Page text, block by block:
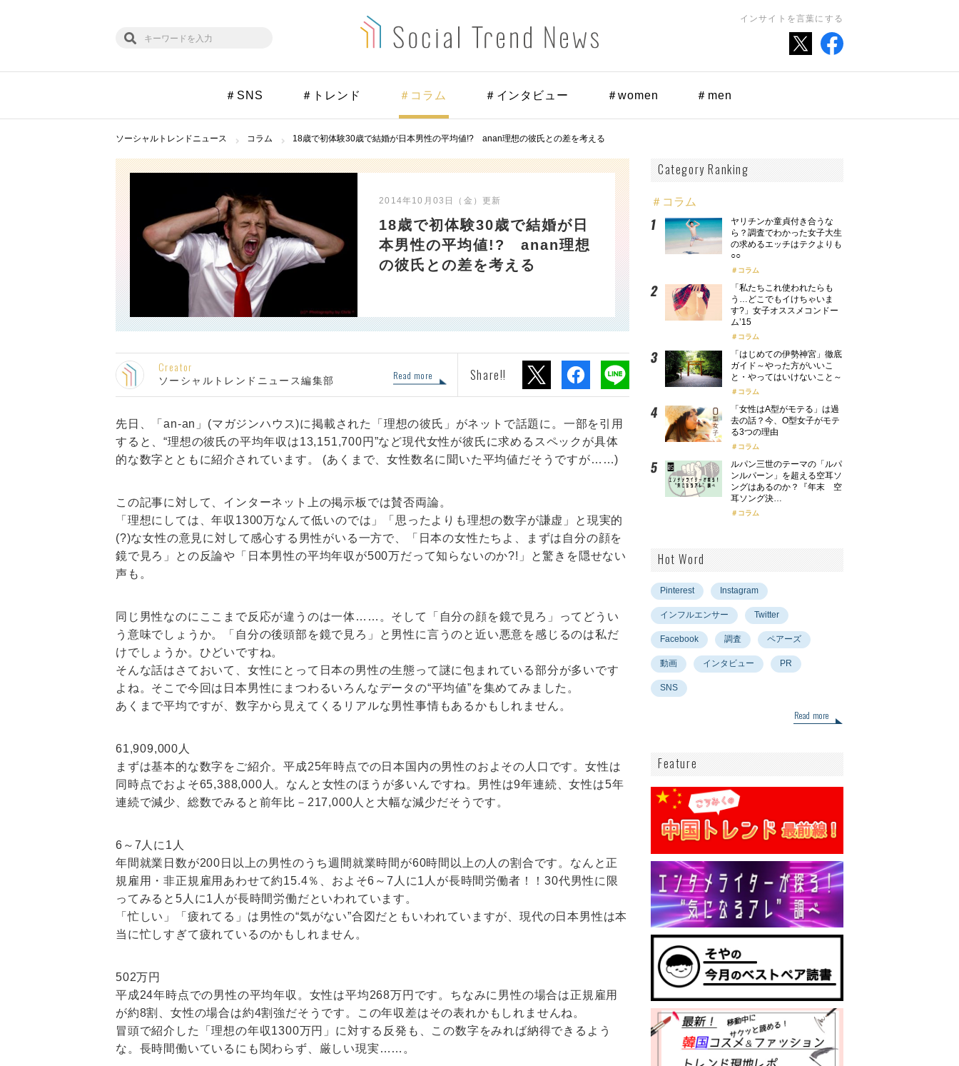
インサイトを言葉にする
＃SNS ＃トレンド ＃コラム ＃インタビュー ＃women ＃men
ソーシャルトレンドニュース コラム 18歳で初体験30歳で結婚が日本男性の平均値!? anan理想の彼氏との差を考える
2014年10月03日（金）更新
18歳で初体験30歳で結婚が日
本男性の平均値!? anan理想
の彼氏との差を考える
Creator
ソーシャルトレンドニュース編集部 Read more Share!!
先日、「an-an」(マガジンハウス)に掲載された「理想の彼氏」がネットで話題に。一部を引用
すると、“理想の彼氏の平均年収は13,151,700円”など現代女性が彼氏に求めるスペックが具体
的な数字とともに紹介されています。 (あくまで、女性数名に聞いた平均値だそうですが……)
この記事に対して、インターネット上の掲示板では賛否両論。
「理想にしては、年収1300万なんて低いのでは」「思ったよりも理想の数字が謙虚」と現実的
(?)な女性の意見に対して感心する男性がいる一方で、「日本の女性たちよ、まずは自分の顔を
鏡で見ろ」との反論や「日本男性の平均年収が500万だって知らないのか?!」と驚きを隠せない
声も。
同じ男性なのにここまで反応が違うのは一体……。そして「自分の顔を鏡で見ろ」ってどうい
う意味でしょうか。「自分の後頭部を鏡で見ろ」と男性に言うのと近い悪意を感じるのは私だ
けでしょうか。ひどいですね。
そんな話はさておいて、女性にとって日本の男性の生態って謎に包まれている部分が多いです
よね。そこで今回は日本男性にまつわるいろんなデータの“平均値”を集めてみました。
あくまで平均ですが、数字から見えてくるリアルな男性事情もあるかもしれません。
61,909,000人
まずは基本的な数字をご紹介。平成25年時点での日本国内の男性のおよその人口です。女性は
同時点でおよそ65,388,000人。なんと女性のほうが多いんですね。男性は9年連続、女性は5年
連続で減少、総数でみると前年比－217,000人と大幅な減少だそうです。
6～7人に1人
年間就業日数が200日以上の男性のうち週間就業時間が60時間以上の人の割合です。なんと正
規雇用・非正規雇用あわせて約15.4％、およそ6～7人に1人が長時間労働者！！30代男性に限
ってみると5人に1人が長時間労働だといわれています。
「忙しい」「疲れてる」は男性の“気がない”合図だともいわれていますが、現代の日本男性は本
当に忙しすぎて疲れているのかもしれません。
502万円
平成24年時点での男性の平均年収。女性は平均268万円です。ちなみに男性の場合は正規雇用
が約8割、女性の場合は約4割強だそうです。この年収差はその表れかもしれませんね。
冒頭で紹介した「理想の年収1300万円」に対する反発も、この数字をみれば納得できるよう
な。長時間働いているにも関わらず、厳しい現実……。
Category Ranking
＃コラム
ヤリチンか童貞付き合うな
ら？調査でわかった女子大生
の求めるエッチはテクよりも
○○
コラム
「私たちこれ使われたらも
う…どこでもイけちゃいま
す?」女子オススメコンドー
ム’15
コラム
「はじめての伊勢神宮」徹底
ガイド～やった方がいいこ
と・やってはいけないこと～
コラム
「女性はA型がモテる」は過
去の話？今、O型女子がモテ
る3つの理由
コラム
ルパン三世のテーマの「ルパ
ンルパーン」を超える空耳ソ
ングはあるのか？『年末 空
耳ソング決…
コラム
Hot Word
Pinterest Instagram
インフルエンサー Twitter
Facebook 調査 ペアーズ
動画 インタビュー PR
SNS
Read more
Feature